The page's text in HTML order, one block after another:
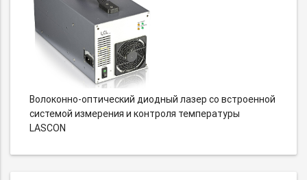
Волоконно-оптический диодный лазер со встроенной
системой измерения и контроля температуры
LASCON